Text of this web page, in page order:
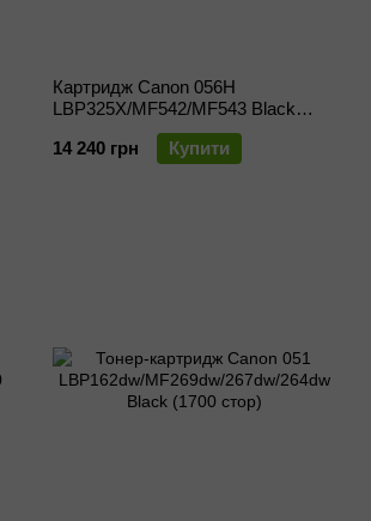
Картридж Canon 056H
LBP325X/MF542/MF543 Black
14 240 грн
Купити